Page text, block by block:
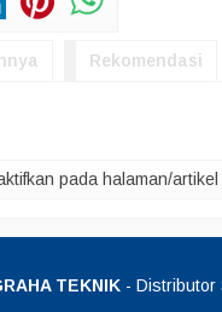
Rekomendasi
pada halaman/artikel
TEKNIK - Distributor